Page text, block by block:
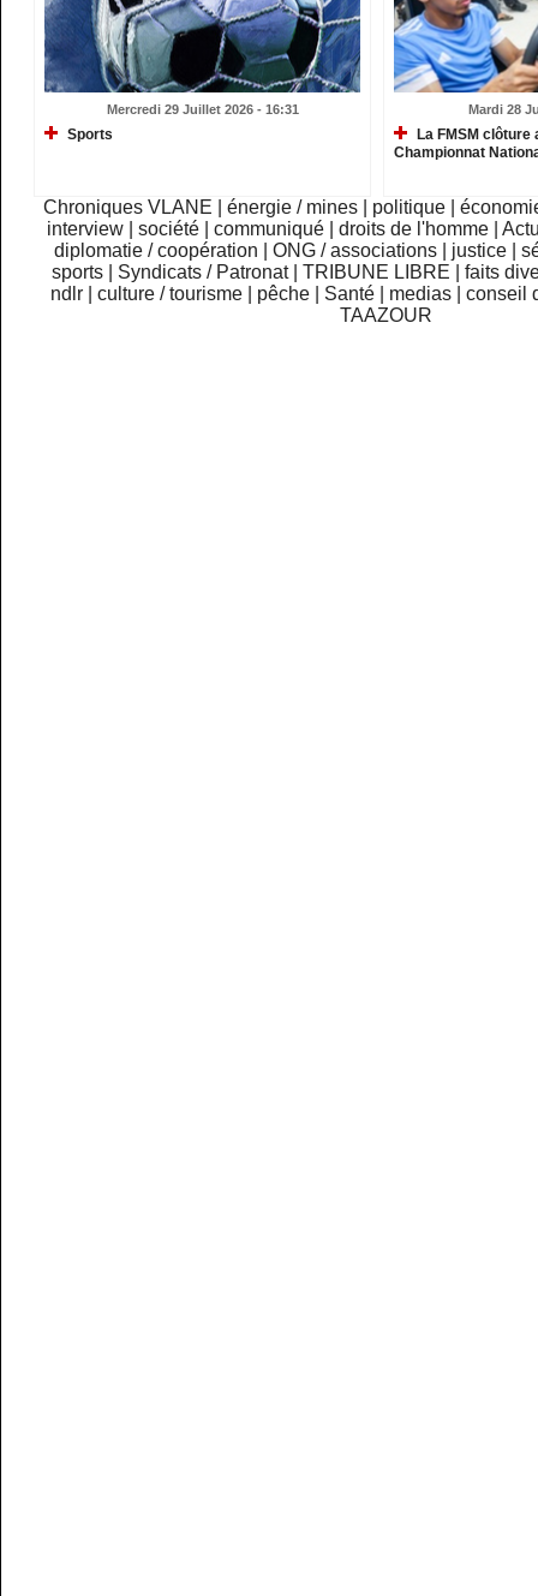
Mercredi 29 Juillet 2026 - 16:31
Sports
Mardi 28
La FMSM clôture
Championnat
Chroniques VLANE énergie / mines politique
interview
|société |communiqué |droits de l'homme |
diplomatie / coopération
ONG / associations justice
sports
Syndicats / Patronat TRIBUNE LIBRE
faits
ndlr
|culture / tourisme pêche Santé medias |conseil
TAAZOUR